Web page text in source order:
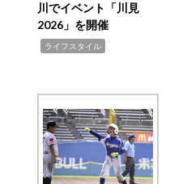
川でイベント「川見
2026」を開催
ライフスタイル